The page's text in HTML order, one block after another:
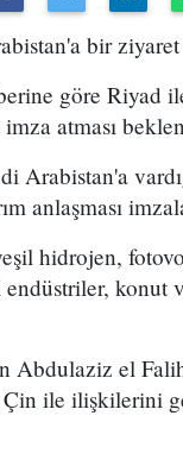
bir
göre
atması
Arabistan'a
anlaşması
hidrojen,
konut
Abdulaziz el
Çin ile ilişkilerini